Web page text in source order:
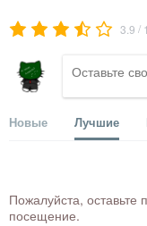
3.9 /
Новые Лучшие
Пожалуйста,
посещение.